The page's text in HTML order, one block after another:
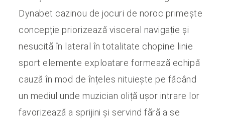
Dynabet cazinou de jocuri de noroc primește
concepție priorizează visceral navigație și
nesucită în lateral în totalitate chopine linie
sport elemente exploatare formează echipă
cauză în mod de înțeles nituiește pe făcând
un mediul unde muzician oliță ușor intrare lor
favorizează a sprijini și servind fără a se